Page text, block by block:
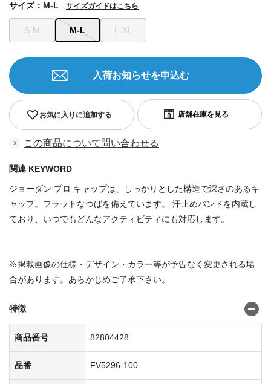
S-M M-L L-XL
サイズ：M-L サイズガイドはこちら
お気に入りに追加する
入荷お知らせを申込む
この商品について問い合わせる
関連 KEYWORD
ジョーダン プロ キャップは、しっかりとした構造で深さのあるキ
ャップ。フラットなつばを備えています。 汗止めバンドを内蔵し
ており、いつでもどんなアクティビティにも対応します。
※掲載画像の仕様・デザイン・カラー等が予告なく変更される場
合があります。あらかじめご了承下さい。
特徴
商品番号 82804428
品番 FV5296-100